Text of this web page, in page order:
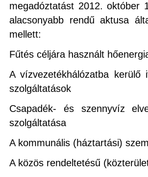
megadóztatást 2012. október
alacsonyabb rendű aktusa
mellett:
Fűtés céljára használt
A vízvezetékhálózatba kerülő
szolgáltatások
Csapadék- és szennyvíz
szolgáltatása
A kommunális (háztartási)
A közös rendeltetésű